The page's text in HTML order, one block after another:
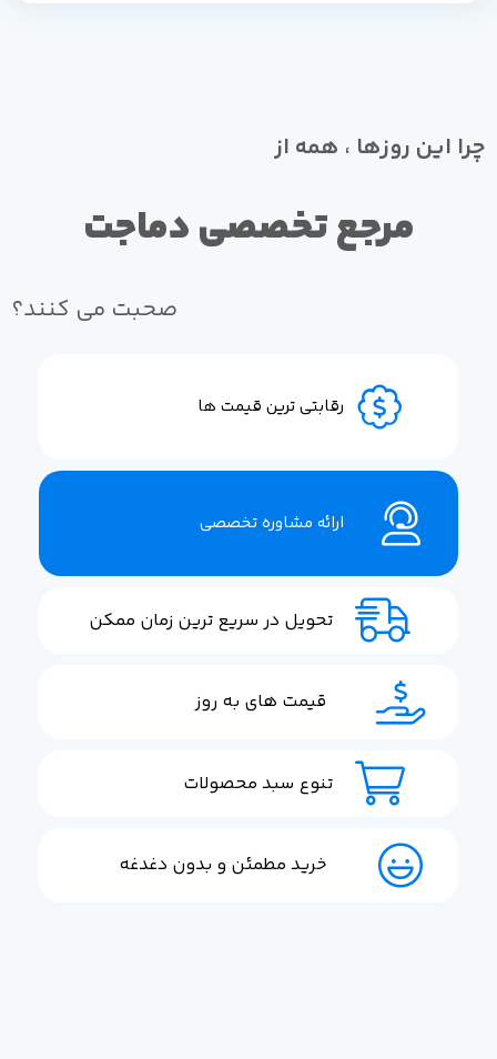
چرا این روزها ، همه از
مرجع تخصصی دماجت
صحبت می کنند؟
رقابتی ترین قیمت ها
ارائه مشاوره تخصصی
تحویل در سریع ترین زمان ممکن
قیمت های به روز
تنوع سبد محصولات
خرید مطمئن و بدون دغدغه